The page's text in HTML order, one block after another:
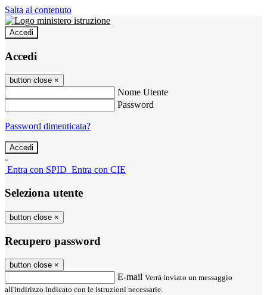
Salta al contenuto
Accedi
Accedi
button close ×
Nome Utente
Password
Password dimenticata?
-
Entra con SPID Entra con CIE
Seleziona utente
button close ×
Recupero password
button close ×
E-mail Verrà inviato un messaggio
all'indirizzo indicato con le istruzioni necessarie.